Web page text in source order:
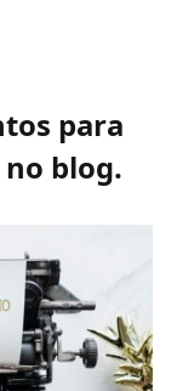
para
blog.